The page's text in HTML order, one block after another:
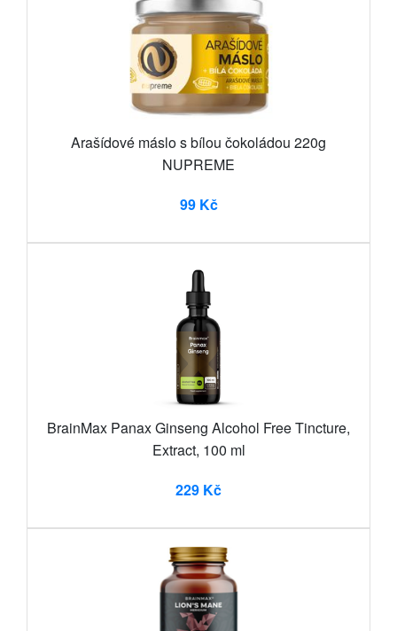
Arašídové máslo s bílou čokoládou 220g
NUPREME
99 Kč
BrainMax Panax Ginseng Alcohol Free Tincture,
Extract, 100 ml
229 Kč